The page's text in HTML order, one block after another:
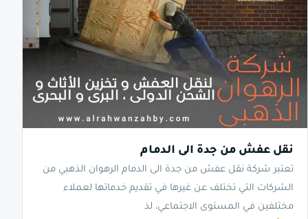
نقل عفش من جدة الى الدمام
تعتبر شركة نقل عفش من جدة الى الدمام الرهوان الذهبي من
الشركات التي تختلف عن غيرها في تقديم خدماتها لعملاء
مختلفين في المستوى الاجتماعي، لذ